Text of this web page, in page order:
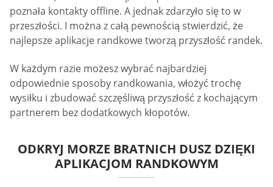
poznała kontakty offline. A jednak zdarzyło się to w
przeszłości. I można z całą pewnością stwierdzić, że
najlepsze aplikacje randkowe tworzą przyszłość randek.
W każdym razie możesz wybrać najbardziej
odpowiednie sposoby randkowania, włożyć trochę
wysiłku i zbudować szczęśliwą przyszłość z kochającym
partnerem bez dodatkowych kłopotów.
ODKRYJ MORZE BRATNICH DUSZ DZIĘKI
APLIKACJOM RANDKOWYM